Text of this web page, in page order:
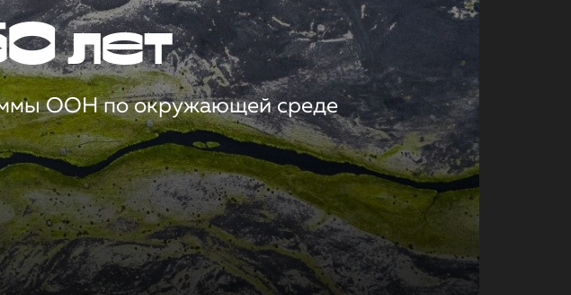
лет
ООН по окружающей среде